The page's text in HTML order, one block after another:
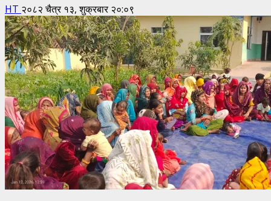
HT २०८२ चैत्र १३, शुक्रबार २०:०९